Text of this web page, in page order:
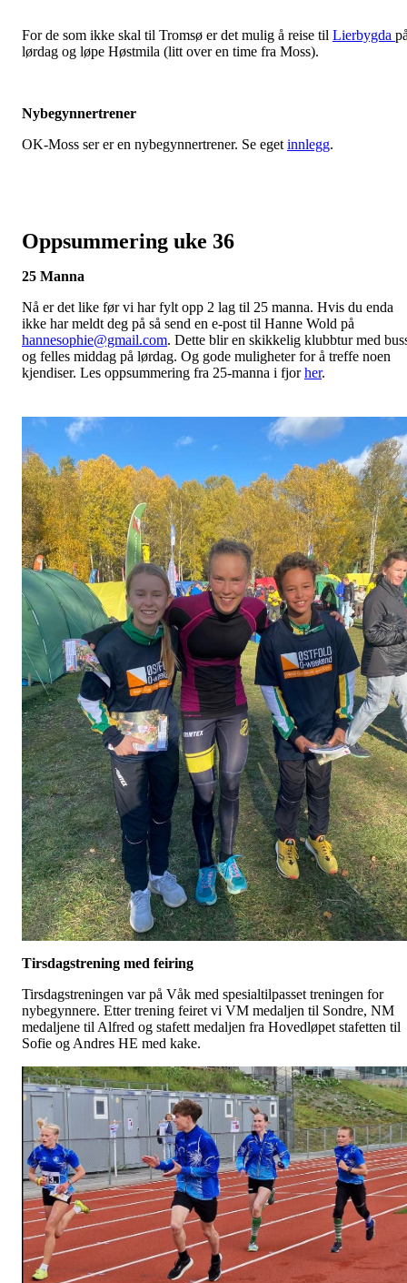
For de som ikke skal til Tromsø er det mulig å reise til Lierbygda
lørdag og løpe Høstmila (litt over en time fra Moss).
Nybegynnertrener
OK-Moss ser er en nybegynnertrener. Se eget innlegg.
Oppsummering uke 36
25 Manna
Nå er det like før vi har fylt opp 2 lag til 25 manna. Hvis du enda
ikke har meldt deg på så send en e-post til Hanne Wold på
hannesophie@gmail.com. Dette blir en skikkelig klubbtur med
og felles middag på lørdag. Og gode muligheter for å treffe noen
kjendiser. Les oppsummering fra 25-manna i fjorher.
Tirsdagstrening med feiring
Tirsdagstreningen var på Våk med spesialtilpasset treningen for
nybegynnere. Etter trening feiret vi VM medaljen til Sondre, NM
medaljene til Alfred og stafett medaljen fra Hovedløpet stafetten til
Sofie og Andres HE med kake.